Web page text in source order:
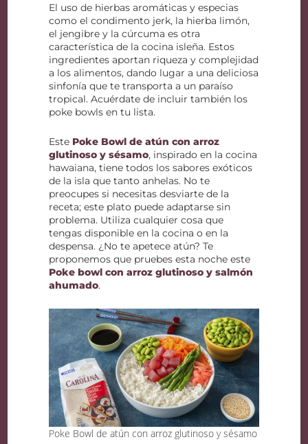
El uso de hierbas aromáticas y especias
como el condimento jerk, la hierba limón,
el jengibre y la cúrcuma es otra
característica de la cocina isleña. Estos
ingredientes aportan riqueza y complejidad
a los alimentos, dando lugar a una deliciosa
sinfonía que te transporta a un paraíso
tropical. Acuérdate de incluir también los
poke bowls en tu lista.
Este Poke Bowl de atún con arroz
glutinoso y sésamo, inspirado en la cocina
hawaiana, tiene todos los sabores exóticos
de la isla que tanto anhelas. No te
preocupes si necesitas desviarte de la
receta; este plato puede adaptarse sin
problema. Utiliza cualquier cosa que
tengas disponible en la cocina o en la
despensa. ¿No te apetece atún? Te
proponemos que pruebes esta noche este
Poke bowl con arroz glutinoso y salmón
ahumado.
Poke Bowl de atún con arroz glutinoso y sésamo